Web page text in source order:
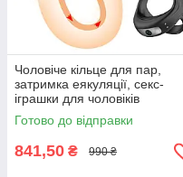
Чоловіче кільце для пар,
затримка еякуляції, секс-
іграшки для чоловіків
Готово до відправки
841,50 ₴ 990 ₴